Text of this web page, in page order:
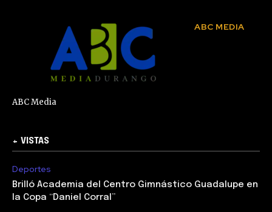
ABC MEDIA
ABC Media
+ VISTAS
Deportes
Brilló Academia del Centro Gimnástico Guadalupe en
la Copa “Daniel Corral”